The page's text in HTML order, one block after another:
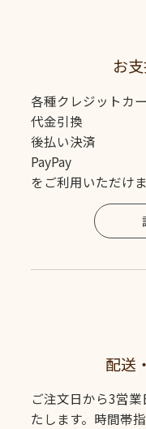
お
各種クレジットカ
代金引換
後払い決済
PayPay
をご利用いただけま
配送
ご注文日から3営
たします。時間帯